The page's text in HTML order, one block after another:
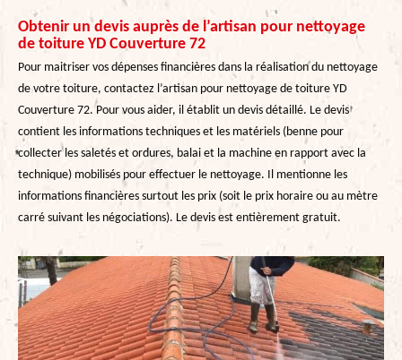
Obtenir un devis auprès de l’artisan pour nettoyage
de toiture YD Couverture 72
Pour maitriser vos dépenses financières dans la réalisation du nettoyage
de votre toiture, contactez l’artisan pour nettoyage de toiture YD
Couverture 72. Pour vous aider, il établit un devis détaillé. Le devis
contient les informations techniques et les matériels (benne pour
collecter les saletés et ordures, balai et la machine en rapport avec la
technique) mobilisés pour effectuer le nettoyage. Il mentionne les
informations financières surtout les prix (soit le prix horaire ou au mètre
carré suivant les négociations). Le devis est entièrement gratuit.